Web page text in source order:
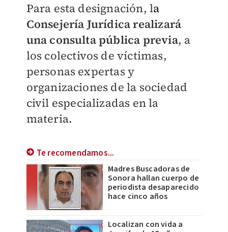
Para esta designación, la
Consejería Jurídica realizará
una consulta pública previa, a
los colectivos de víctimas,
personas expertas y
organizaciones de la sociedad
civil especializadas en la
materia.
Te recomendamos...
Madres Buscadoras de
Sonora hallan cuerpo de
periodista desaparecido
hace cinco años
Localizan con vida a